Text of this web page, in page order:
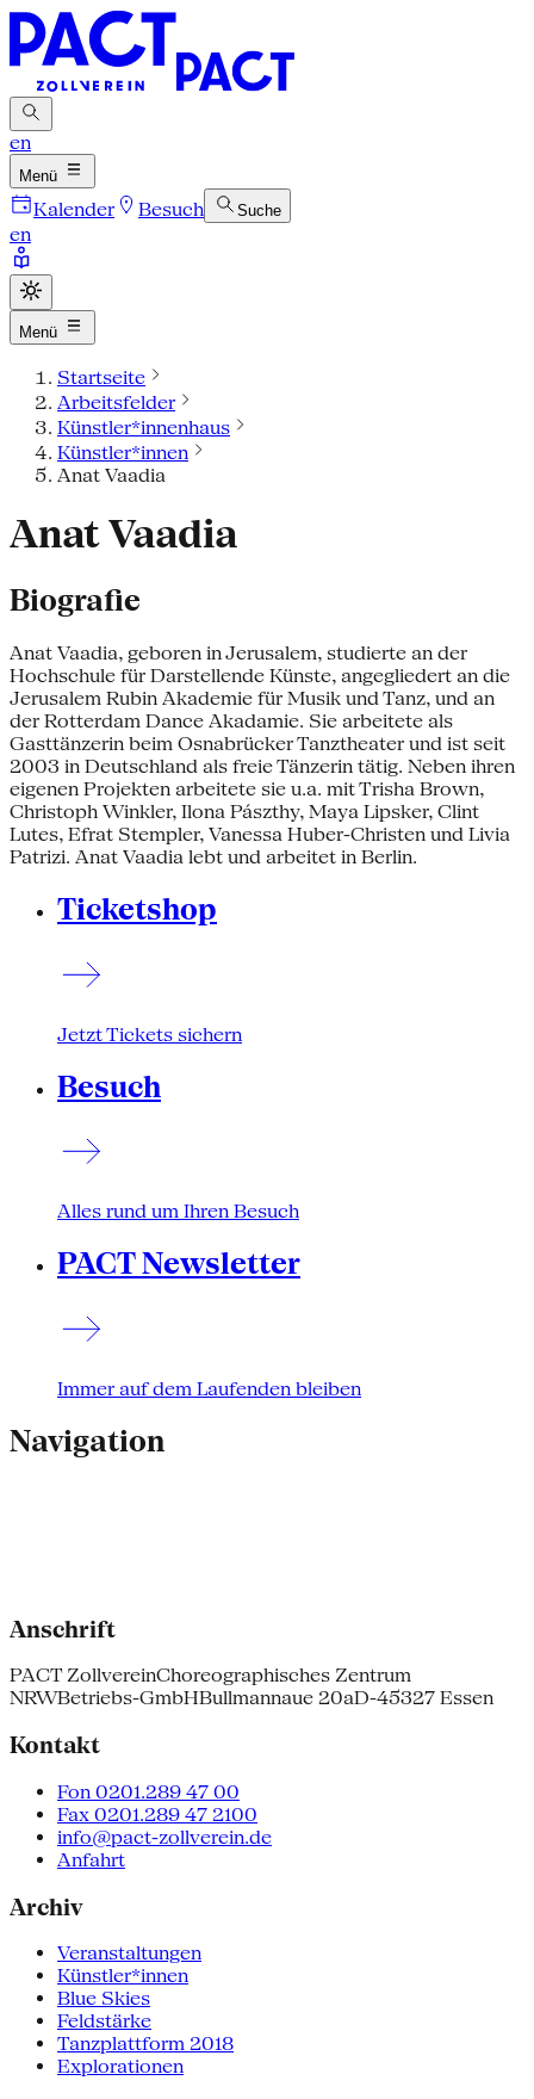
en
Menü
Kalender Besuch Suche
en
Menü
Startseite
Arbeitsfelder
Künstler*innenhaus
Künstler*innen
Anat Vaadia
Anat Vaadia
Biografie
Anat Vaadia, geboren in Jerusalem, studierte an der
Hochschule für Darstellende Künste, angegliedert an die
Jerusalem Rubin Akademie für Musik und Tanz, und an
der Rotterdam Dance Akadamie. Sie arbeitete als
Gasttänzerin beim Osnabrücker Tanztheater und ist seit
2003 in Deutschland als freie Tänzerin tätig. Neben ihren
eigenen Projekten arbeitete sie u.a. mit Trisha Brown,
Christoph Winkler, Ilona Pászthy, Maya Lipsker, Clint
Lutes, Efrat Stempler, Vanessa Huber-Christen und Livia
Patrizi. Anat Vaadia lebt und arbeitet in Berlin.
Ticketshop
Jetzt Tickets sichern
Besuch
Alles rund um Ihren Besuch
PACT Newsletter
Immer auf dem Laufenden bleiben
Navigation
Anschrift
PACT ZollvereinChoreographisches Zentrum
NRWBetriebs-GmbHBullmannaue 20aD-45327 Essen
Kontakt
Fon 0201.289 47 00
Fax 0201.289 47 2100
info@pact-zollverein.de
Anfahrt
Archiv
Veranstaltungen
Künstler*innen
Blue Skies
Feldstärke
Tanzplattform 2018
Explorationen